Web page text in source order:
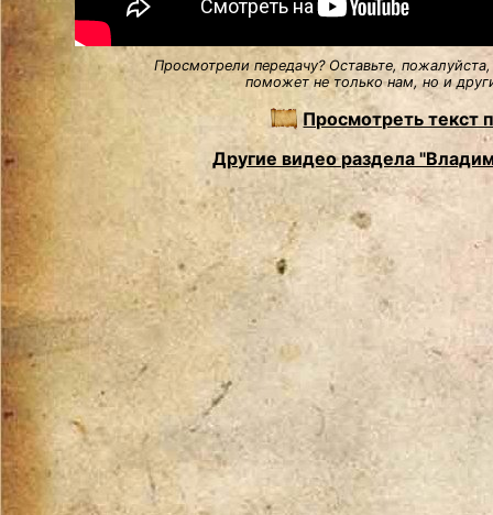
Просмотрели передачу? Оставьте,
поможет не только нам, но и
Просмотреть текст
Другие видео раздела